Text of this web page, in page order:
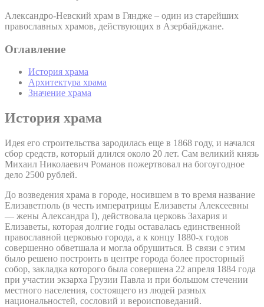
Александро-Невский храм в Гяндже – один из старейших
православных храмов, действующих в Азербайджане.
Оглавление
История храма
Архитектура храма
Значение храма
История храма
Идея его строительства зародилась еще в 1868 году, и начался
сбор средств, который длился около 20 лет. Сам великий князь
Михаил Николаевич Романов пожертвовал на богоугодное
дело 2500 рублей.
До возведения храма в городе, носившем в то время название
Елизаветполь (в честь императрицы Елизаветы Алексеевны
— жены Александра I), действовала церковь Захария и
Елизаветы, которая долгие годы оставалась единственной
православной церковью города, а к концу 1880-х годов
совершенно обветшала и могла обрушиться. В связи с этим
было решено построить в центре города более просторный
собор, закладка которого была совершена 22 апреля 1884 года
при участии экзарха Грузии Павла и при большом стечении
местного населения, состоящего из людей разных
национальностей, сословий и вероисповеданий.